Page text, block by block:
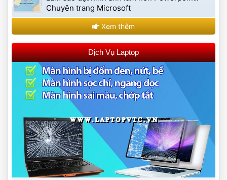
Chuyên trang Microsoft
Xem thêm
Dịch Vụ Laptop